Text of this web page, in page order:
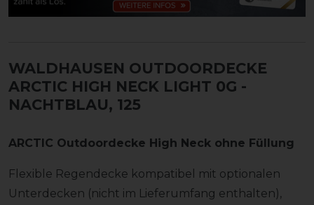
WALDHAUSEN OUTDOORDECKE
ARCTIC HIGH NECK LIGHT 0G -
NACHTBLAU, 125
ARCTIC Outdoordecke High Neck ohne Füllung
Flexible Regendecke kompatibel mit optionalen
Unterdecken (nicht im Lieferumfang enthalten),